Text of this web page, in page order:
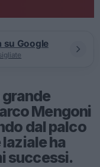
su Google
Mengoni
dal palco
ha
successi.